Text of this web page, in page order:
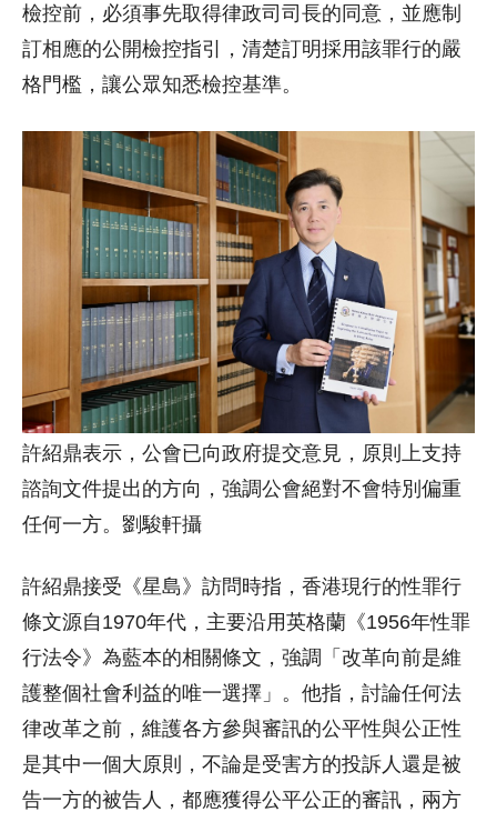
檢控前，必須事先取得律政司司長的同意，並應制
訂相應的公開檢控指引，清楚訂明採用該罪行的嚴
格門檻，讓公眾知悉檢控基準。
許紹鼎表示，公會已向政府提交意見，原則上支持
諮詢文件提出的方向，強調公會絕對不會特別偏重
任何一方。劉駿軒攝
許紹鼎接受《星島》訪問時指，香港現行的性罪行
條文源自1970年代，主要沿用英格蘭《1956年性罪
行法令》為藍本的相關條文，強調「改革向前是維
護整個社會利益的唯一選擇」。他指，討論任何法
律改革之前，維護各方參與審訊的公平性與公正性
是其中一個大原則，不論是受害方的投訴人還是被
告一方的被告人，都應獲得公平公正的審訊，兩方